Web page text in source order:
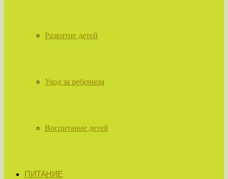
Развитие детей
Уход за ребенком
Воспитание детей
ПИТАНИЕ